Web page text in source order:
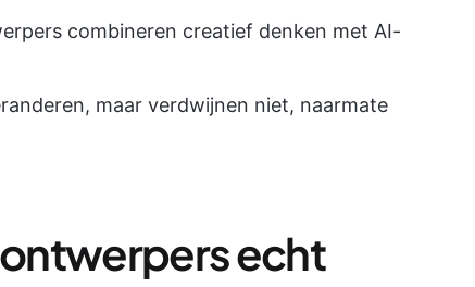
combineren creatief denken met AI-
maar verdwijnen niet, naarmate
ontwerpers echt